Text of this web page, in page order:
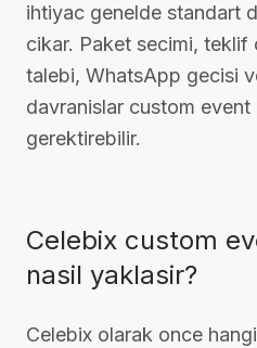
ihtiyac genelde standart
cikar. Paket secimi, teklif
talebi, WhatsApp gecisi
davranislar custom event
gerektirebilir.
Celebix custom
nasil yaklasir?
Celebix olarak once